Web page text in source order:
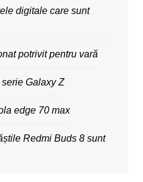
digitale care sunt
potrivit pentru vară
Galaxy Z
edge 70 max
Redmi Buds 8 sunt